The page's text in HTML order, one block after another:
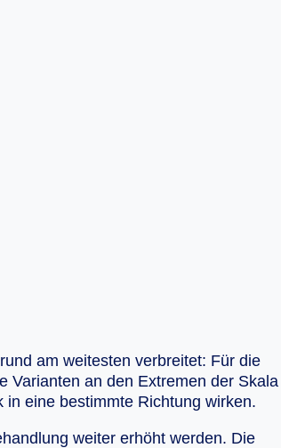
am weitesten verbreitet: Für die
Varianten an den Extremen der Skala
eine bestimmte Richtung wirken.
weiter erhöht werden. Die